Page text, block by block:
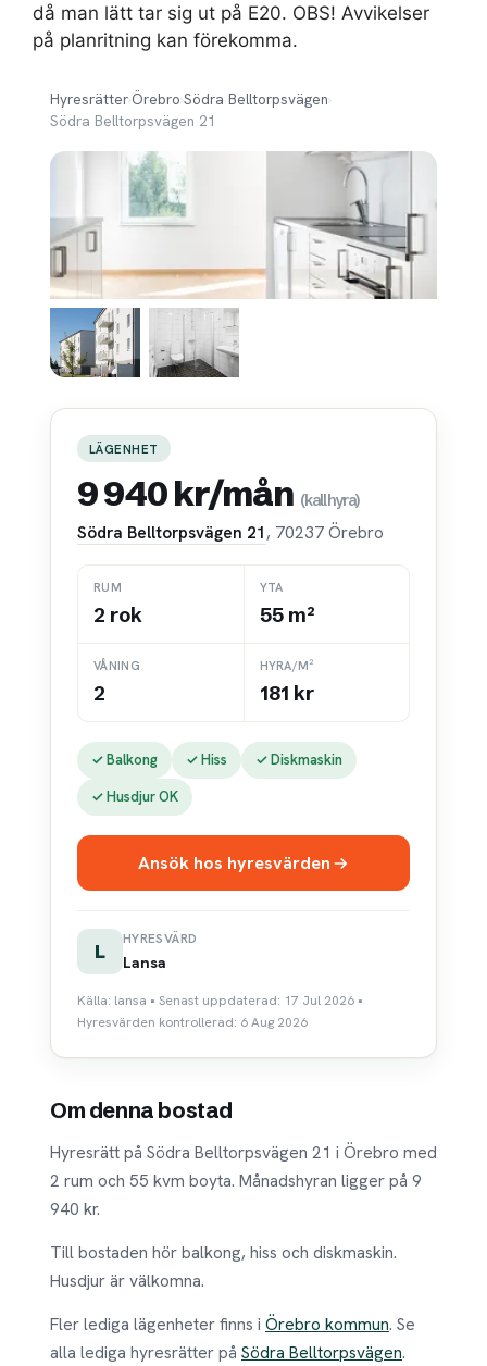
då man lätt tar sig ut på E20. OBS! Avvikelser
på planritning kan förekomma.
Hyresrätter›Örebro›Södra Belltorpsvägen›
Södra Belltorpsvägen 21
LÄGENHET
9 940 kr/mån (kallhyra)
Södra Belltorpsvägen 21, 70237 Örebro
RUM
2 rok
YTA
55 m²
VÅNING
2
HYRA/M²
181 kr
✓ Balkong ✓ Hiss
✓ Diskmaskin
✓ Husdjur OK
Ansök hos hyresvärden
L
HYRESVÄRD
Lansa
Källa: lansa • Senast uppdaterad: 17 Jul 2026 •
Hyresvärden kontrollerad: 6 Aug 2026
Om denna bostad
Hyresrätt på Södra Belltorpsvägen 21 i Örebro med
2 rum och 55 kvm boyta. Månadshyran ligger på 9
940 kr.
Till bostaden hör balkong, hiss och diskmaskin.
Husdjur är välkomna.
Fler lediga lägenheter finns i Örebro kommun. Se
alla lediga hyresrätter på Södra Belltorpsvägen.